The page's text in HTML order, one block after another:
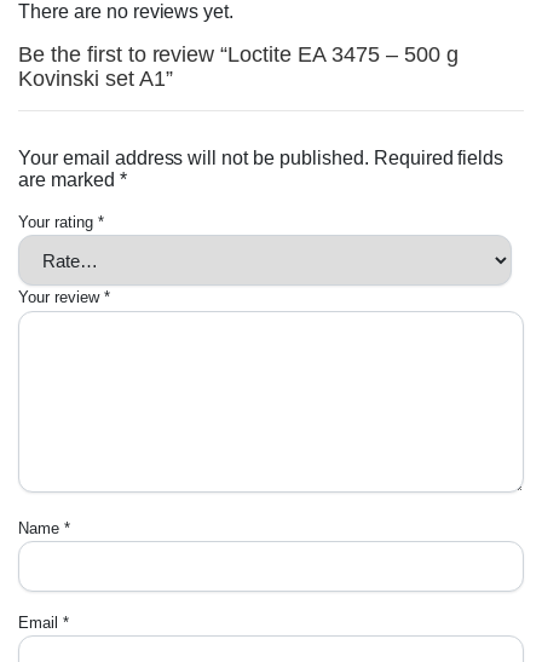
There are no reviews yet.
Be the first to review “Loctite EA 3475 – 500 g
Kovinski set A1”
Your email address will not be published. Required fields
are marked *
Your rating *
Your review *
Name *
Email *